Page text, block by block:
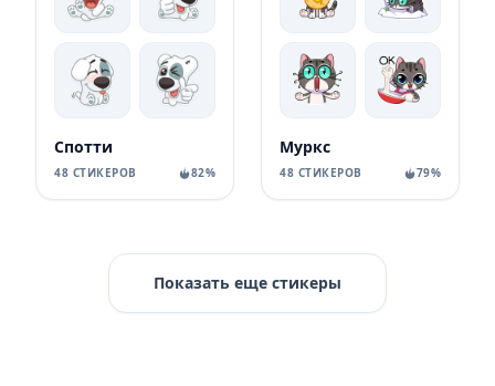
Спотти
48 СТИКЕРОВ 82%
Муркс
48 СТИКЕРОВ 79%
Показать еще стикеры